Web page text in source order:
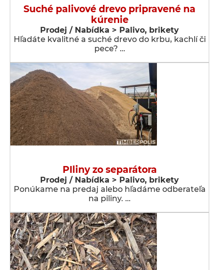
Suché palivové drevo pripravené na
kúrenie
Prodej / Nabídka > Palivo, brikety
Hľadáte kvalitné a suché drevo do krbu, kachlí či
pece? …
PIliny zo separátora
Prodej / Nabídka > Palivo, brikety
Ponúkame na predaj alebo hľadáme odberateľa
na piliny. …